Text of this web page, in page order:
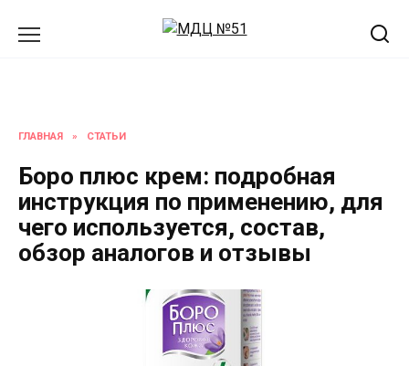
ГЛАВНАЯ » СТАТЬИ
Боро плюс крем: подробная
инструкция по применению, для
чего используется, состав,
обзор аналогов и отзывы